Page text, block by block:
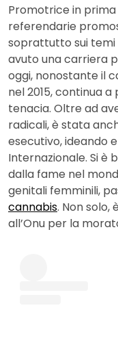
Promotrice in
referendarie
soprattutto sui temi
avuto una carriera
oggi, nonostante il
nel 2015, continua
tenacia. Oltre ad
radicali, è stata
esecutivo, ideando
Internazionale. Si è
dalla fame nel
genitali femminili,
cannabis. Non solo,
all’Onu per la